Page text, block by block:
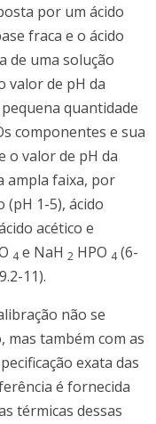
por um ácido
fraca e o ácido
de uma solução
valor de pH da
quantidade
componentes e sua
o valor de pH da
ampla faixa, por
(pH 1-5), ácido
acético e
4 e NaH 2 HPO 4 (6-
11).
não se
mas também com as
exata das
é fornecida
térmicas dessas